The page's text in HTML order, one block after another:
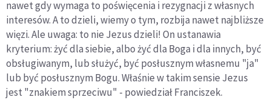
nawet gdy wymaga to poświęcenia i rezygnacji z własnych
interesów. A to dzieli, wiemy o tym, rozbija nawet najbliższe
więzi. Ale uwaga: to nie Jezus dzieli! On ustanawia
kryterium: żyć dla siebie, albo żyć dla Boga i dla innych, być
obsługiwanym, lub służyć, być posłusznym własnemu "ja"
lub być posłusznym Bogu. Właśnie w takim sensie Jezus
jest "znakiem sprzeciwu" - powiedział Franciszek.